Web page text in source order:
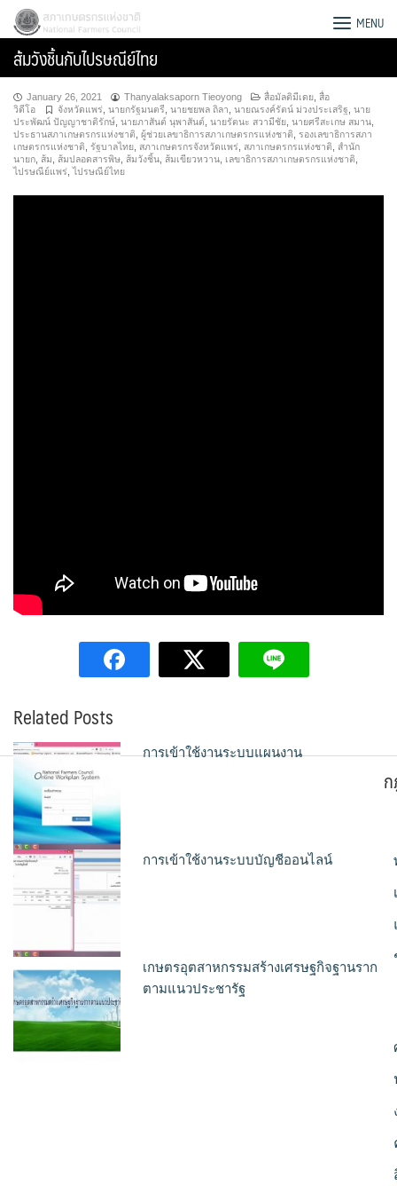
Skip
content
สภาเกษตรกรแห่งชาติ MENU
ส้มวังชิ้นกับไปรษณีย์ไทย
January 26, 2021 Thanyalaksaporn Tieoyong สื่อมัลติมีเดย สื่อ
วิดีโอ
จังหวัดแพร่ นายกรัฐมนตรี นายชยพล ถิลา นายณรงค์รัตน์ ม่วงประเสริฐ นาย
ประพัฒน์ ปัญญาชาติรักษ์ นายภาสันต์ นุพาสันต์ นายรัตนะ สวามีชัย นายศรีสะเกษ สมาน
ประธานสภาเกษตรกรแห่งชาติ ผู้ช่วยเลขาธิการสภาเกษตรกรแห่งชาติ รองเลขาธิการสภา
เกษตรกรแห่งชาติ รัฐบาลไทย สภาเกษตรกรจังหวัดแพร่ สภาเกษตรกรแห่งชาติ
สำนัก
นายก ส้ม ส้มปลอดสารพิษ ส้มวังชิ้น ส้มเขียวหวาน เลขาธิการสภาเกษตรกรแห่งชาติ
ไปรษณีย์แพร่ ,ไปรษณีย์ไทย
Related Posts
การเข้าใช้งานระบบแผนงาน
การเข้าใช้งานระบบบัญชีออนไลน์
เกษตรอุตสาหกรรมสร้างเศรษฐกิจฐานราก
ตามแนวประชารัฐ